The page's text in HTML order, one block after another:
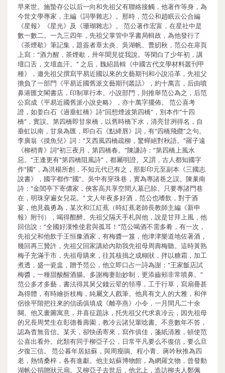
早來世。施蟄存公以后一向和先祖父有聯絡接觸，他著作等身，為
今世文學專家，主編《詞學雜志》。那時，范公和趙眠云公合編
《星報》《星光》及《珊瑚雜志》。 范公著作宏富，在星社中是
數一數二。一九三四年，先祖父掌管中孚書局輯政，為他發行了
《茶煙歇》筆記集，題簽者章太炎、吳湖帆、曹紉秋，范公在扉頁
上寫：“酒力醒，茶煙歇，卅年聞見從我說。等閑白了少年初，講
壇口舌，文壇血汗。” 之后，魏紹昌輯《中國古代文學材料叢刊甲
種》，邀先祖父撰寫平易近國以來的文藝期刊和小說沿革，先祖父
擔負了一部門《平易近國舊派文藝期刊叢話》，約十萬言，后由噴
鼻港匯文閣書店，印制單行本。小說部門，則推舉范公為之，后范
公寫成《平易近國舊派小說史略》，亦十萬字擺佈。 范公喜考
證，如姜白石《過垂虹橋》詩“回想煙波第四橋”，別本作“十四
橋”，實誤。第四橋即甘泉橋，以舊時橋下水，清亮甘冽得名，自
垂虹以南，甘泉為匯，即白石《點絳唇》詞，有“四橋飛纜”之句。
李廣翁《摸魚兒》詞：“又西風四橋疏柳，驚蟬絕對秋語。”羅子遠
《柳梢青》詞“初三夜月，第四橋春。”陳謙詩：“第四橋上風水
惡。”王逢更有“第四橋阻風詩”，都屬明證。又謂，古人都知國字
作“國”，為洪楊所創，不知元代已有之，那影印元至副本《三國志
說書》，國字都作“國”。吳中有穿珠巷，實為專諸巷之誤。陳巢南
詩：“金閶亭下寄儂家，俠客高共享空間人墓已賒。只要專諸門巷
在，明珠穿遍女兒花。” 文人年夜多好酒，范公也嗜飲，對于酒
宴，他見義勇為，某次和江紅蕉（時紅蕉老師長教師主編《新申
報》附刊），喝得酣醉。先祖父隔天手札與他，說是甘拜上風，他
回信說：“全國好漢惟使君與孤耳！”范公喝酒不需多肴，有一次，
先祖父和他飲于王恒豫酒家，有梅醬一簋，他津津樂道地佐著酒，
幾回再三贊許，先祖父回家講給內助我先祖母周壽梅聽。這時黃熟
梅子充滿于市，先祖母購來，往其核搗之成糊狀，拌以糖霜，加工
煮透，盛一瓷盅，贈予范公，他立即口占一詩為謝：“王家飯店試
梅醬，一種甜酸醒酒腸。多謝梅妻貽妙制，更添齒頰非常噴鼻。”
范公多才多藝，書法得其舅父錢云翚的領導，工于行草，寫扇冊甚
為得體，有時繪折枝梅，純屬文人戲筆。他具有文人的大雅，和伴
侶徐平階把往來的信函俱填成《離亭燕》小令，一月間凡二十余
闋。他又畫圖寓意，并喜征題詠，托先祖父代求袁冷云，因先祖母
的兄長周梵生在彰德養壽園，教冷云諸兒輩唸書。不意數年不答，
認為杳無音信。某天，卻快函寄來，寫作俱佳，箋紙清雅，頓使范
公喜出看外。此類有同于柳亞子公，日常平凡要么不復信，要么旦
夕復三信。 范公暮年居姑蘇，與周瘦鵑、程小青、蔣吟秋推為四
老，熱情桑梓，各有進獻。他主姑蘇博物館，為網羅文物，曾發動
湖帆公捐贈狀元扇。又柳亞子去世后，他北上，造訪柳夫人鄭佩